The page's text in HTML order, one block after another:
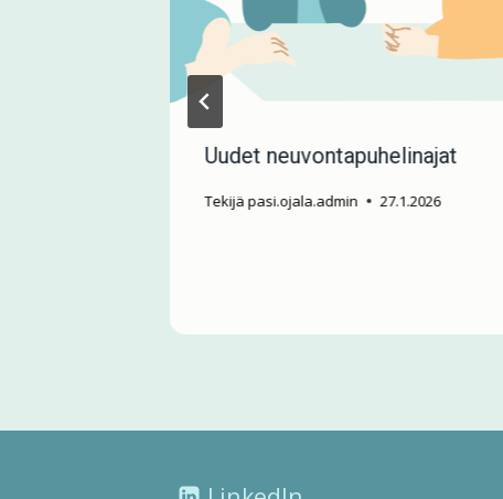
Uudet neuvontapuhelinajat
Tekijä pasi.ojala.admin 27.1.2026